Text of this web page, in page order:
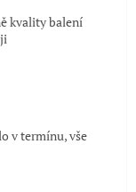
kvality balení
v termínu, vše